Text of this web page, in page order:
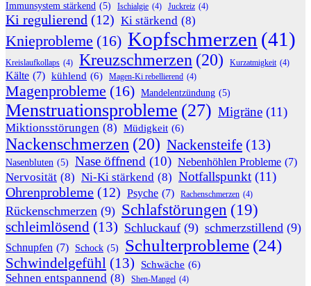
Immunsystem stärkend (5) Ischialgie (4) Juckreiz (4)
Ki regulierend (12) Ki stärkend (8)
Knieprobleme (16) Kopfschmerzen (41)
Kreislaufkollaps (4) Kreuzschmerzen (20) Kurzatmigkeit (4)
Kälte (7) kühlend (6) Magen-Ki rebellierend (4)
Magenprobleme (16) Mandelentzündung (5)
Menstruationsprobleme (27) Migräne (11)
Miktionsstörungen (8) Müdigkeit (6)
Nackenschmerzen (20) Nackensteife (13)
Nasenbluten (5) Nase öffnend (10) Nebenhöhlen Probleme (7)
Nervosität (8) Ni-Ki stärkend (8) Notfallspunkt (11)
Ohrenprobleme (12) Psyche (7) Rachenschmerzen (4)
Rückenschmerzen (9) Schlafstörungen (19)
schleimlösend (13) Schluckauf (9) schmerzstillend (9)
Schnupfen (7) Schock (5) Schulterprobleme (24)
Schwindelgefühl (13) Schwäche (6)
Sehnen entspannend (8) Shen-Mangel (4)